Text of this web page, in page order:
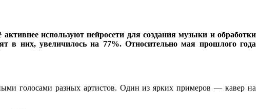
активнее используют нейросети для создания музыки и обработки
в них, увеличилось на 77%. Относительно мая прошлого года
голосами разных артистов. Один из ярких примеров — кавер на